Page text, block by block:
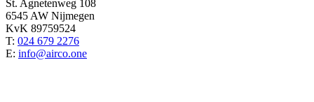
St. Agnetenweg 108
6545 AW Nijmegen
KvK 89759524
T: 024 679 2276
E: info@airco.one